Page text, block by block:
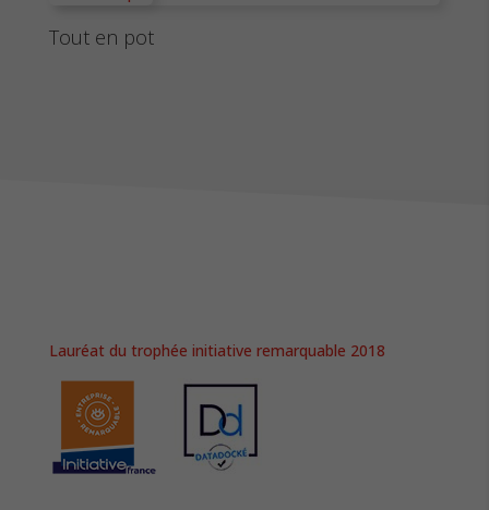
Tout en pot
Lauréat du trophée initiative remarquable 2018